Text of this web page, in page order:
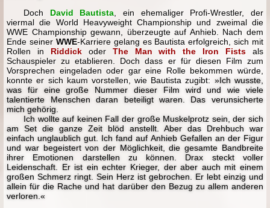
Doch David Bautista , ein ehemaliger Profi-Wrestler, der
viermal die World Heavyweight Championship und zweimal die
WWE Championship gewann, überzeugte auf Anhieb. Nach dem
Ende seiner WWE-Karriere gelang es Bautista erfolgreich, sich mit
Rollen in Riddickoder The Man with the Iron Fistsals
Schauspieler zu etablieren. Doch dass er für diesen Film zum
Vorsprechen eingeladen oder gar eine Rolle bekommen würde,
konnte er sich kaum vorstellen, wie Bautista zugibt: »Ich wusste,
was für eine große Nummer dieser Film wird und wie viele
talentierte Menschen daran beteiligt waren. Das verunsicherte
mich gehörig.
Ich wollte auf keinen Fall der große Muskelprotz sein, der sich
am Set die ganze Zeit blöd anstellt. Aber das Drehbuch war
einfach unglaublich gut. Ich fand auf Anhieb Gefallen an der Figur
und war begeistert von der Möglichkeit, die gesamte Bandbreite
ihrer Emotionen darstellen zu können. Drax steckt voller
Leidenschaft. Er ist ein echter Krieger, der aber auch mit einem
großen Schmerz ringt. Sein Herz ist gebrochen. Er lebt einzig und
allein für die Rache und hat darüber den Bezug zu allem anderen
verloren.«